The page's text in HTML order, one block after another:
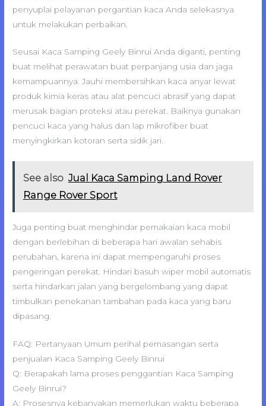
penyuplai pelayanan pergantian kaca Anda selekasnya
untuk melakukan perbaikan.
Seusai Kaca Samping Geely Binrui Anda diganti, penting
buat melihat perawatan buat perpanjang usia dan jaga
kemampuannya. Jauhi membersihkan kaca anyar lewat
produk kimia keras atau alat pencuci abrasif yang dapat
merusak bagian proteksi atau perekat. Baiknya gunakan
pencuci kaca yang halus dan lap mikrofiber buat
menyingkirkan kotoran serta sidik jari.
See also Jual Kaca Samping Land Rover
Range Rover Sport
Juga penting buat menghindar pemakaian kaca mobil
dengan berlebihan di beberapa hari awalan sehabis
perubahan, karena ini dapat mempengaruhi proses
pengeringan perekat. Hindari basuh wiper mobil automatis
serta hindarkan jalan yang bergelombang yang dapat
timbulkan penekanan tambahan pada kaca yang baru
dipasang.
FAQ: Pertanyaan Umum perihal pemasangan serta
penjualan Kaca Samping Geely Binrui
Q: Berapakah lama proses penggantian Kaca Samping
Geely Binrui?
A: Prosesnya kebanyakan memerlukan waktu beberapa